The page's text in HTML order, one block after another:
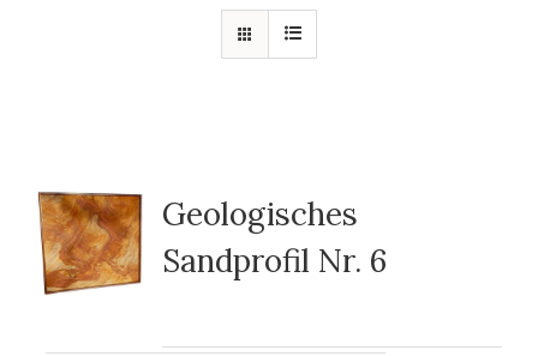
Geologisches
Sandprofil Nr. 6